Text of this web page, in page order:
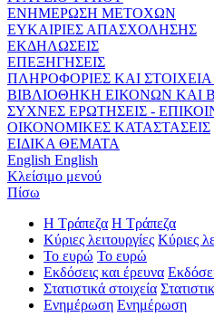
ΕΝΗΜΕΡΩΣΗ ΜΕΤΟΧΩΝ
ΕΥΚΑΙΡΙΕΣ ΑΠΑΣΧΟΛΗΣΗΣ
ΕΚΔΗΛΩΣΕΙΣ
ΕΠΕΞΗΓΗΣΕΙΣ
ΠΛΗΡΟΦΟΡΙΕΣ ΚΑΙ
ΒΙΒΛΙΟΘΗΚΗ ΕΙΚΟΝΩΝ ΚΑΙ
ΣΥΧΝΕΣ ΕΡΩΤΗΣΕΙΣ -
ΟΙΚΟΝΟΜΙΚΕΣ ΚΑΤΑΣΤΑΣΕΙΣ
ΕΙΔΙΚΑ ΘΕΜΑΤΑ
English English
Κλείσιμο μενού
Πίσω
Η Τράπεζα Η Τράπεζα
Κύριες λειτουργίες Κύριες
Το ευρώ Το ευρώ
Εκδόσεις και έρευνα
Στατιστικά στοιχεία
Ενημέρωση Ενημέρωση